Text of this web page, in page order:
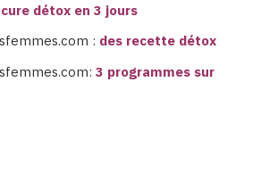
cure détox en 3 jours
: des recette détox
3 programmes sur